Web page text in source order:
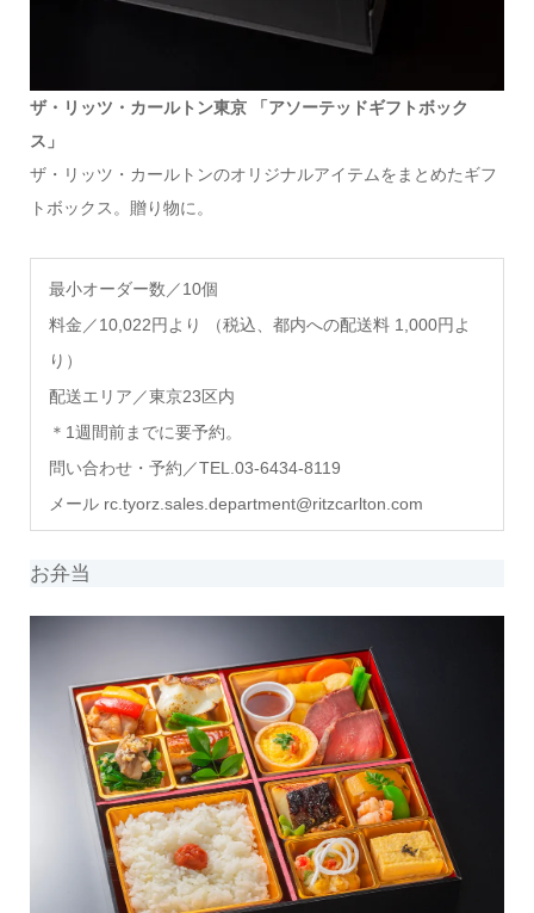
ザ・リッツ・カールトン東京 「アソーテッドギフトボック
ス」
ザ・リッツ・カールトンのオリジナルアイテムをまとめたギフ
トボックス。贈り物に。
最小オーダー数／10個
料金／10,022円より （税込、都内への配送料 1,000円よ
り）
配送エリア ／東京23区内
＊1週間前までに要予約。
問い合わせ・予約 ／TEL.03-6434-8119
メール rc.tyorz.sales.department@ritzcarlton.com
お弁当